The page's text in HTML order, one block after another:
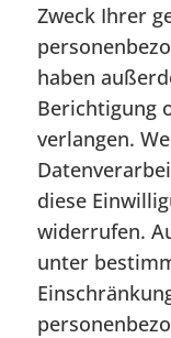
Zweck Ihrer
haben
Berichtigung
verlangen.
diese
widerrufen.
unter